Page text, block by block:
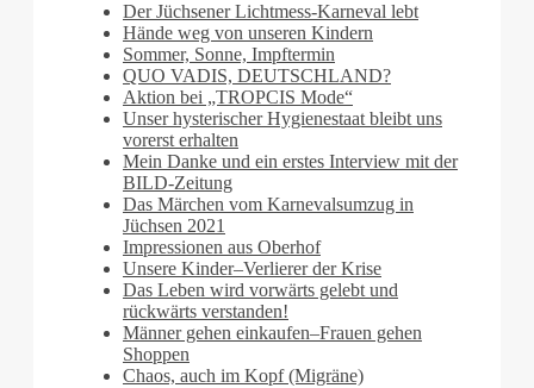
Der Jüchsener Lichtmess-Karneval lebt
Hände weg von unseren Kindern
Sommer, Sonne, Impftermin
QUO VADIS, DEUTSCHLAND?
Aktion bei „TROPCIS Mode“
Unser hysterischer Hygienestaat bleibt uns
vorerst erhalten
Mein Danke und ein erstes Interview mit der
BILD-Zeitung
Das Märchen vom Karnevalsumzug in
Jüchsen 2021
Impressionen aus Oberhof
Unsere Kinder–Verlierer der Krise
Das Leben wird vorwärts gelebt und
rückwärts verstanden!
Männer gehen einkaufen–Frauen gehen
Shoppen
Chaos, auch im Kopf (Migräne)